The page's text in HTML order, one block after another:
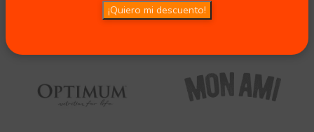
¡Quiero mi descuento!